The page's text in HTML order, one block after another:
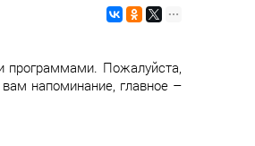
программами. Пожалуйста,
напоминание, главное –